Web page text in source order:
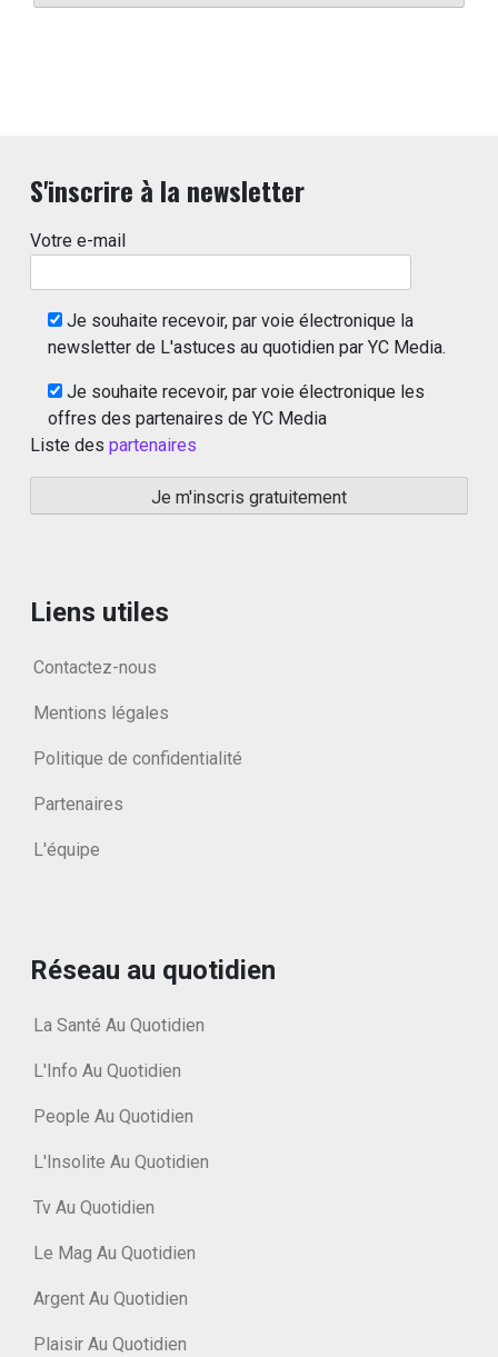
S'inscrire à la newsletter
Votre e-mail
Je souhaite recevoir, par voie électronique la
newsletter de L'astuces au quotidien par YC Media.
Je souhaite recevoir, par voie électronique les
offres des partenaires de YC Media
Liste des partenaires
Liens utiles
Contactez-nous
Mentions légales
Politique de confidentialité
Partenaires
L'équipe
Réseau au quotidien
La Santé Au Quotidien
L'Info Au Quotidien
People Au Quotidien
L'Insolite Au Quotidien
Tv Au Quotidien
Le Mag Au Quotidien
Argent Au Quotidien
Plaisir Au Quotidien